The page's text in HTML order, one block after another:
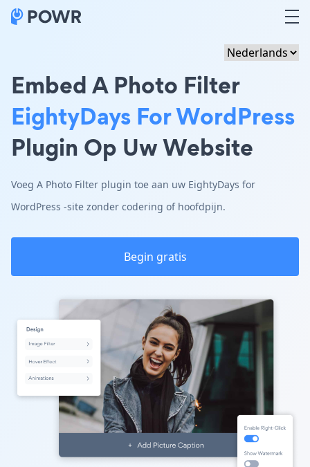
Embed A Photo Filter
EightyDays For WordPress
Plugin Op Uw Website
Voeg A Photo Filter plugin toe aan uw EightyDays for
WordPress -site zonder codering of hoofdpijn.
Begin gratis